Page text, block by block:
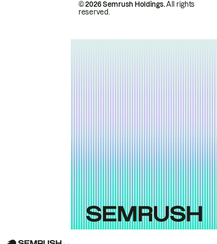
© 2026 Semrush Holdings.All rights
reserved.